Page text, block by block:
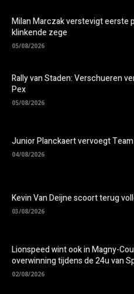
Milan Marczak verstevigt eerste
klinkende zege
05/08/2026
Rally van Staden: Verschueren
Pex
05/08/2026
Junior Planckaert vervoegt
04/08/2026
Kevin Van Deijne scoort terug
03/08/2026
Lionspeed wint ook in Magny-
overwinning tijdens de 24u van
02/08/2026